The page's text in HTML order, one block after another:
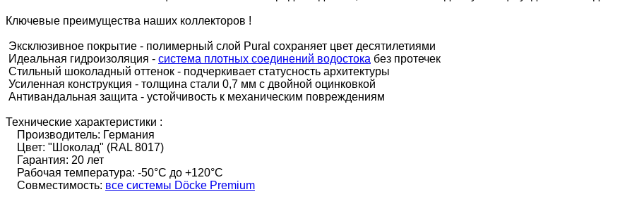
Ключевые преимущества наших коллекторов !
Эксклюзивное покрытие - полимерный слой Pural сохраняет цвет десятилетиями
Идеальная гидроизоляция - система плотных соединений водостока без протечек
Стильный шоколадный оттенок - подчеркивает статусность архитектуры
Усиленная конструкция - толщина стали 0,7 мм с двойной оцинковкой
Антивандальная защита - устойчивость к механическим повреждениям
Технические характеристики :
Производитель: Германия
Цвет: "Шоколад" (RAL 8017)
Гарантия: 20 лет
Рабочая температура: -50°C до +120°C
Совместимость: все системы Döcke Premium